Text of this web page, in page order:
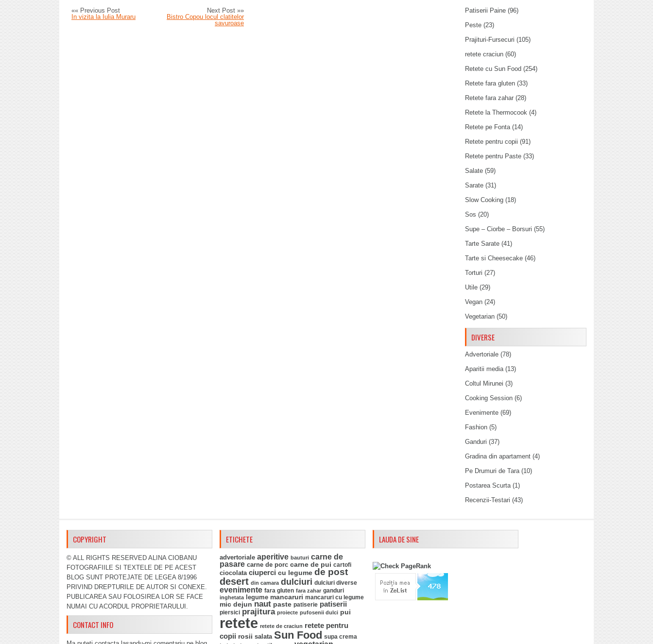
«« Previous Post
In vizita la Iulia Muraru
Next Post »»
Bistro Copou locul clatitelor
savuroase
Patiserii Paine (96)
Peste (23)
Prajituri-Fursecuri (105)
retete craciun (60)
Retete cu Sun Food (254)
Retete fara gluten (33)
Retete fara zahar (28)
Retete la Thermocook (4)
Retete pe Fonta(14)
Retete pentru copii (91)
Retete pentru Paste (33)
Salate (59)
Sarate (31)
Slow Cooking (18)
Sos (20)
Supe – Ciorbe – Borsuri (55)
Tarte Sarate (41)
Tarte si Cheesecake (46)
Torturi (27)
Utile (29)
Vegan (24)
Vegetarian (50)
DIVERSE
Advertoriale (78)
Aparitii media(13)
Coltul Mirunei (3)
Cooking Session (6)
Evenimente (69)
Fashion (5)
Ganduri (37)
Gradina din apartament (4)
Pe Drumuri de Tara(10)
Postarea Scurta(1)
Recenzii-Testari (43)
COPYRIGHT
© ALL RIGHTS RESERVED ALINA CIOBANU
FOTOGRAFIILE SI TEXTELE DE PE ACEST
BLOG SUNT PROTEJATE DE LEGEA 8/1996
PRIVIND DREPTURILE DE AUTOR SI CONEXE.
PUBLICAREA SAU FOLOSIREA LOR SE FACE
NUMAI CU ACORDUL PROPRIETARULUI.
CONTACT INFO
ETICHETE
advertoriale aperitive bauturi carne de
pasare carne de porc carne de pui cartofi
ciocolata ciuperci cu legume de post
desert din camara dulciuri dulciuri diverse
evenimente fara gluten fara zahar ganduri
inghetata legume mancaruri mancaruri cu legume
mic dejun naut paste patiserie patiserii
piersici prajitura proiecte pufosenii dulci pui
retete retete de craciun retete pentru
copii rosii salata Sun Food supa crema
LAUDA DE SINE